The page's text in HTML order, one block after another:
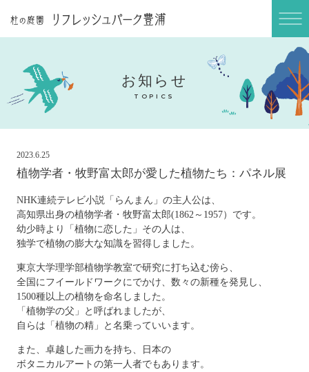
ご利用案内
ACCESS
お知らせ
TOPICS
植物学者・牧野富太郎が愛した植物たち：パネル展
2023.6.25
NHK連続テレビ小説「らんまん」の主人公は、
高知県出身の植物学者・牧野富太郎(1862～1957）です。
幼少時より「植物に恋した」その人は、
独学で植物の膨大な知識を習得しました。
東京大学理学部植物学教室で研究に打ち込む傍ら、
全国にフイールドワークにでかけ、数々の新種を発見し、
1500種以上の植物を命名しました。
「植物学の父」と呼ばれましたが、
自らは「植物の精」と名乗っていいます。
また、卓越した画力を持ち、日本の
ボタニカルアートの第一人者でもあります。